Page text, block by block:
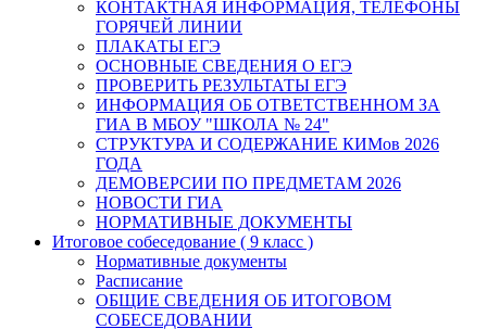
КОНТАКТНАЯ ИНФОРМАЦИЯ, ТЕЛЕФОНЫ
ГОРЯЧЕЙ ЛИНИИ
ПЛАКАТЫ ЕГЭ
ОСНОВНЫЕ СВЕДЕНИЯ О ЕГЭ
ПРОВЕРИТЬ РЕЗУЛЬТАТЫ ЕГЭ
ИНФОРМАЦИЯ ОБ ОТВЕТСТВЕННОМ ЗА
ГИА В МБОУ "ШКОЛА № 24"
СТРУКТУРА И СОДЕРЖАНИЕ КИМов 2026
ГОДА
ДЕМОВЕРСИИ ПО ПРЕДМЕТАМ 2026
НОВОСТИ ГИА
НОРМАТИВНЫЕ ДОКУМЕНТЫ
Итоговое собеседование ( 9 класс )
Нормативные документы
Расписание
ОБЩИЕ СВЕДЕНИЯ ОБ ИТОГОВОМ
СОБЕСЕДОВАНИИ